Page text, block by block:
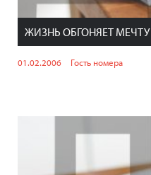
ЖИЗНЬ ОБГОНЯЕТ МЕЧТУ
01.02.2006 Гость номера